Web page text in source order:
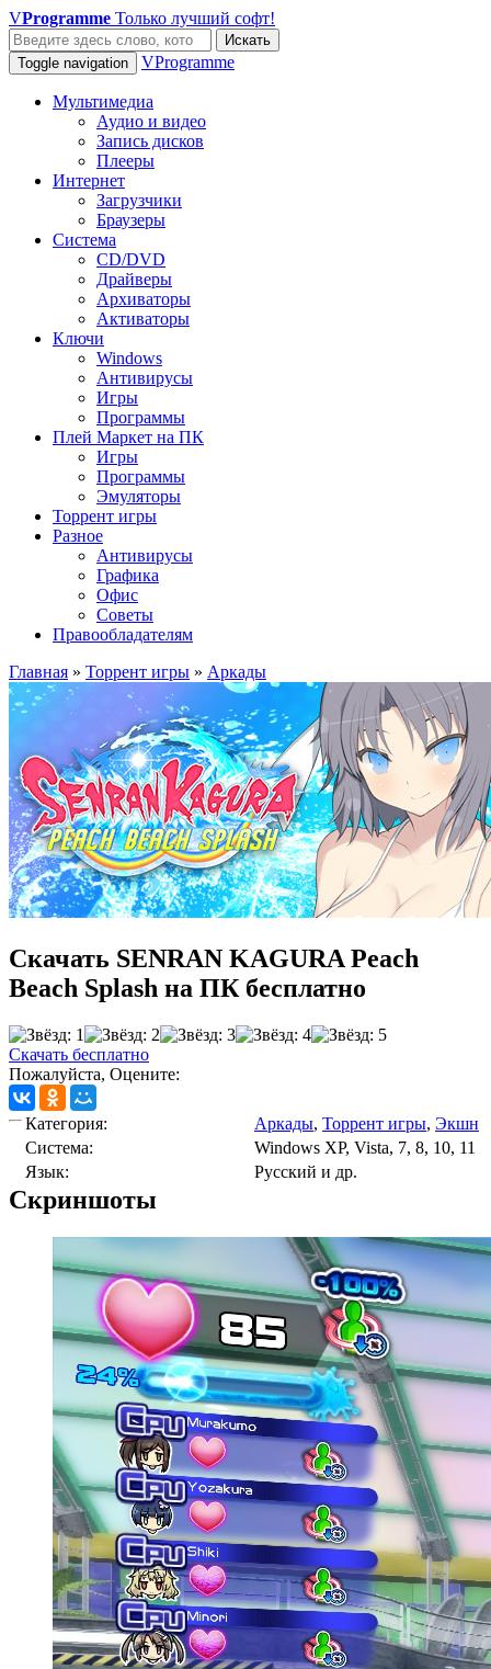
VProgramme Только лучший софт!
Искать
Toggle navigation
VProgramme
Мультимедиа
Аудио и видео
Запись дисков
Плееры
Интернет
Загрузчики
Браузеры
Система
CD/DVD
Драйверы
Архиваторы
Активаторы
Ключи
Windows
Антивирусы
Игры
Программы
Плей Маркет на ПК
Игры
Программы
Эмуляторы
Торрент игры
Разное
Антивирусы
Графика
Офис
Советы
Правообладателям
Главная » Торрент игры » Аркады
Скачать SENRAN KAGURA Peach
Beach Splash на ПК бесплатно
Скачать бесплатно
Пожалуйста, Оцените:
Категория: Аркады, Торрент игры, Экшн
Cистема:
Windows XP, Vista, 7, 8, 10, 11
Язык:
Русский и др.
Скриншоты